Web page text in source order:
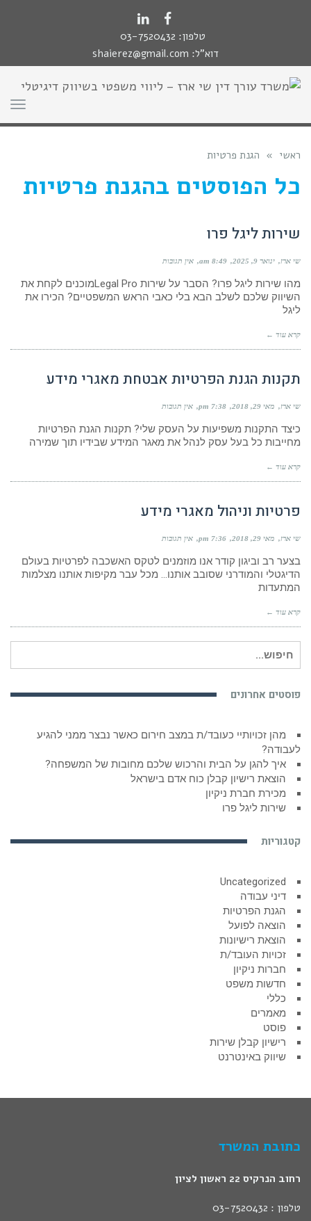
Facebook
LinkedIn
טלפון: 03-7520432
דוא"ל: shaierez@gmail.com
ראשי » הגנת פרטיות
כל הפוסטים בהגנת פרטיות
שירות ליגל פרו
שי ארז ינואר 9, 2025 8:49 am אין תגובות
מהו שירות ליגל פרו? הסבר על שירות Legal Proמוכנים לקחת את
השיווק שלכם לשלב הבא בלי כאבי הראש המשפטיים? הכירו את
ליגל
קרא עוד ←
תקנות הגנת הפרטיות אבטחת מאגרי מידע
שי ארז מאי 29, 2018 7:38 pm אין תגובות
כיצד התקנות משפיעות על העסק שלי? תקנות הגנת הפרטיות
מחייבות כל בעל עסק לנהל את מאגר המידע שבידיו תוך שמירה
קרא עוד ←
פרטיות וניהול מאגרי מידע
שי ארז מאי 29, 2018 7:36 pm אין תגובות
בצער רב וביגון קודר אנו מוזמנים לטקס האשכבה לפרטיות בעולם
הדיגטלי והמודרני שסובב אותנו… מכל עבר מקיפות אותנו מצלמות
המתעדות
קרא עוד ←
עבור:
פוסטים אחרונים
מהן זכויותיי כעובד/ת במצב חירום כאשר נבצר ממני להגיע
לעבודה?
איך להגן על הבית והרכוש שלכם מחובות של המשפחה?
הוצאת רישיון קבלן כוח אדם בישראל
מכירת חברת ניקיון
שירות ליגל פרו
קטגוריות
Uncategorized
דיני עבודה
הגנת הפרטיות
הוצאה לפועל
הוצאת רישיונות
זכויות העובד/ת
חברות ניקיון
חדשות משפט
כללי
מאמרים
פוסט
רישיון קבלן שירות
שיווק באינטרנט
כתובת המשרד
רחוב הנרקיס 22 ראשון לציון
טלפון : 03-7520432